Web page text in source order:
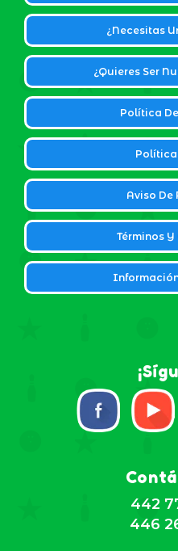
¿Necesitas
¿Quieres Ser
Política
Política
Aviso De
Términos
442
446